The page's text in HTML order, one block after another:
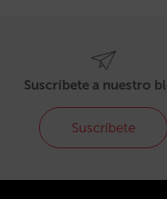
Suscríbete a nuestro
Suscríbete